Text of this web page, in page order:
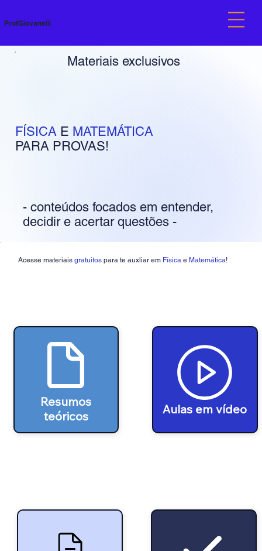
ProfGiovanelli
Materiais exclusivos
FÍSICA E MATEMÁTICA
PARA PROVAS!
- conteúdos focados em entender,
decidir e acertar questões -
Resumos
teóricos
Acesse materiaisgratuitos para te auxliar em Física e Matemática!
Aulas em vídeo